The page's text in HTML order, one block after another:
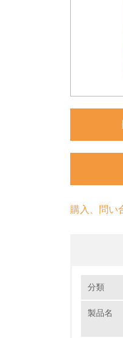
購入、問い
1.
大気
分類
製品名